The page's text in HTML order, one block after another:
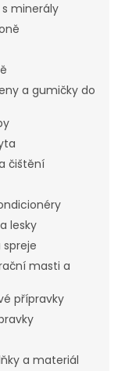
minerály
a gumičky do
čištění
lesky
spreje
masti a
přípravky
a materiál